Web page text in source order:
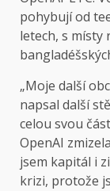
pohybují od
letech, s místy
„Moje další
napsal další
celou svou
OpenAI
jsem kapitál i
krizi, protože